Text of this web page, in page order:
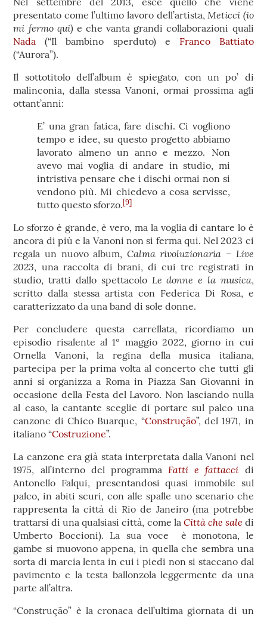
presentato come l’ultimo lavoro dell’artista,Meticci (io
mi fermo qui) e che vanta grandi collaborazioni quali
Nada (“Il bambino sperduto) e Franco Battiato
(“Aurora”).
Il sottotitolo dell’album è spiegato, con un po’ di
malinconia, dalla stessa Vanoni, ormai prossima agli
ottant’anni:
E’ una gran fatica, fare dischi. Ci vogliono
tempo e idee, su questo progetto abbiamo
lavorato almeno un anno e mezzo. Non
avevo mai voglia di andare in studio, mi
intristiva pensare che i dischi ormai non si
vendono più. Mi chiedevo a cosa servisse,
tutto questo sforzo.[9]
Lo sforzo è grande, è vero, ma la voglia di cantare lo è
ancora di più e la Vanoni non si ferma qui. Nel 2023 ci
regala un nuovo album, Calma rivoluzionaria – Live
2023, una raccolta di brani, di cui tre registrati in
studio, tratti dallo spettacolo Le donne e la musica,
scritto dalla stessa artista con Federica Di Rosa, e
caratterizzato da una band di sole donne.
Per concludere questa carrellata, ricordiamo un
episodio risalente al 1º maggio 2022, giorno in cui
Ornella Vanoni, la regina della musica italiana,
partecipa per la prima volta al concerto che tutti gli
anni si organizza a Roma in Piazza San Giovanni in
occasione della Festa del Lavoro. Non lasciando nulla
al caso, la cantante sceglie di portare sul palco una
canzone di Chico Buarque, “Construção”, del 1971, in
italiano “Costruzione”.
La canzone era già stata interpretata dalla Vanoni nel
1975, all’interno del programmaFatti e fattacci di
Antonello Falqui, presentandosi quasi immobile sul
palco, in abiti scuri, con alle spalle uno scenario che
rappresenta la città di Rio de Janeiro (ma potrebbe
trattarsi di una qualsiasi città, come la Città che sale di
Umberto Boccioni). La sua voce è monotona, le
gambe si muovono appena, in quella che sembra una
sorta di marcia lenta in cui i piedi non si staccano dal
pavimento e la testa ballonzola leggermente da una
parte all’altra.
“Construção” è la cronaca dell’ultima giornata di un